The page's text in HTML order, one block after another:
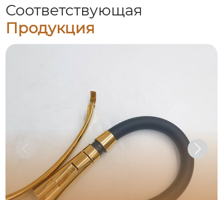
Соответствующая
Продукция